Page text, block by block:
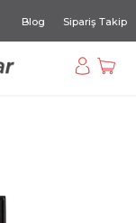
Blog Sipariş Takip